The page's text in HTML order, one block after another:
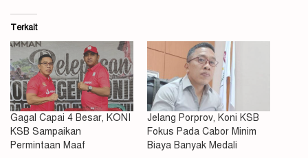
Terkait
Gagal Capai 4 Besar, KONI
KSB Sampaikan
Permintaan Maaf
Jelang Porprov, Koni KSB
Fokus Pada Cabor Minim
Biaya Banyak Medali